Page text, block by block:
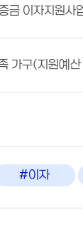
금 이자지원사
가구(지원예
#이자